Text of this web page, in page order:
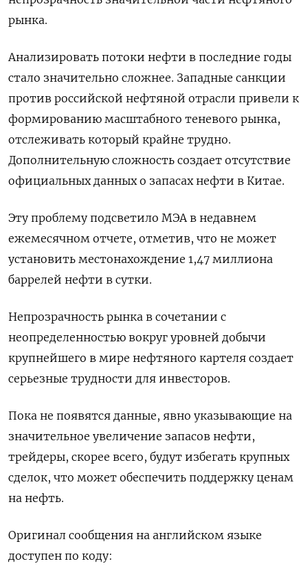
рынка.
Анализировать потоки нефти в последние годы
стало значительно сложнее. Западные санкции
против российской нефтяной отрасли привели к
формированию масштабного теневого рынка,
отслеживать который крайне трудно.
Дополнительную сложность создает отсутствие
официальных данных о запасах нефти в Китае.
Эту проблему подсветило МЭА в недавнем
ежемесячном отчете, отметив, что не может
установить местонахождение 1,47 миллиона
баррелей нефти в сутки.
Непрозрачность рынка в сочетании с
неопределенностью вокруг уровней добычи
крупнейшего в мире нефтяного картеля создает
серьезные трудности для инвесторов.
Пока не появятся данные, явно указывающие на
значительное увеличение запасов нефти,
трейдеры, скорее всего, будут избегать крупных
сделок, что может обеспечить поддержку ценам
на нефть.
Оригинал сообщения на английском языке
доступен по коду: